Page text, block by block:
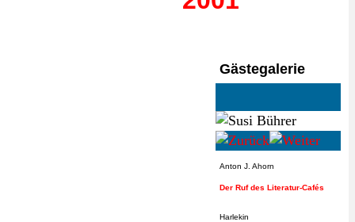
Gästegalerie
Anton J. Ahorn
Der Ruf des Literatur-Cafés
Harlekin